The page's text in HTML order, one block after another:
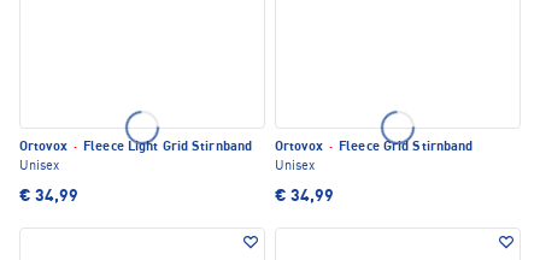
Ortovox · Fleece Light Grid Stirnband
Unisex
€ 34,99
Ortovox · Fleece Grid Stirnband
Unisex
€ 34,99